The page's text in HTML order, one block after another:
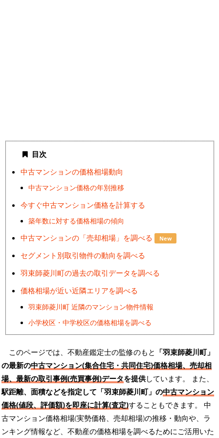
目次
中古マンションの価格相場動向
中古マンション価格の年別推移
今すぐ中古マンション価格を計算する
築年数に対する価格相場の傾向
中古マンションの「売却相場」を調べる New
セグメント別取引物件の動向を調べる
羽束師菱川町の過去の取引データを調べる
価格相場が近い近隣エリアを調べる
羽束師菱川町 近隣のマンション物件情報
小学校区・中学校区の価格相場を調べる
このページでは、不動産鑑定士の監修のもと 「羽束師菱川町」
の最新の中古マンション(集合住宅・共同住宅)価格相場、売却相
場、最新の取引事例(売買事例)データを提供しています。 また、
駅距離、面積などを指定して「羽束師菱川町」の中古マンション
価格(値段、評価額)を即座に計算(査定)することもできます。 中
古マンション価格相場(実勢価格、売却相場)の推移・動向や、ラ
ンキング情報など、不動産の価格相場を調べるためにご活用いた